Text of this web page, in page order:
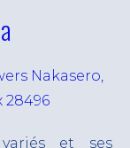
Nakasero,
28496
et ses